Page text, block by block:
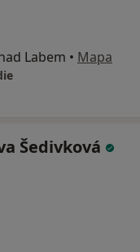
Labem • Mapa
Šedivková